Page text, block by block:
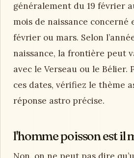
généralement du 19 février
mois de naissance concerné
février ou mars. Selon
naissance, la frontière peut
avec le Verseau ou le Bélier.
ces dates, vérifiez le thème
réponse astro précise.
l'homme poisson est il